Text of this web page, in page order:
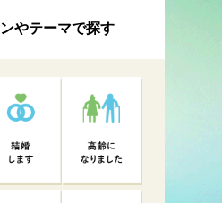
やテーマで探す